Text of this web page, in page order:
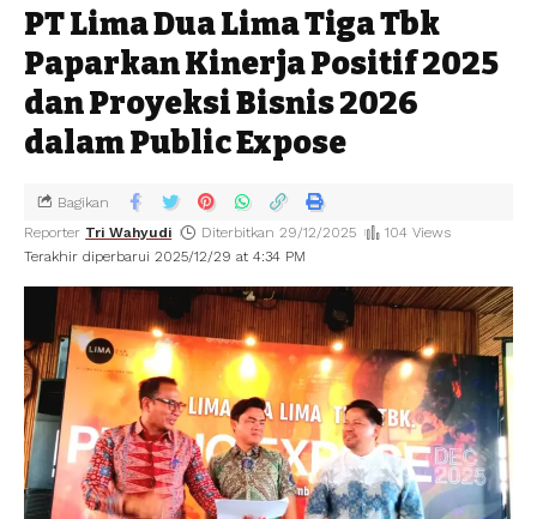
PT Lima Dua Lima Tiga Tbk
Paparkan Kinerja Positif 2025
dan Proyeksi Bisnis 2026
dalam Public Expose
Terakhir diperbarui 2025/12/29 at 4:34 PM
Reporter Tri Wahyudi Diterbitkan 29/12/2025 104 Views
Bagikan